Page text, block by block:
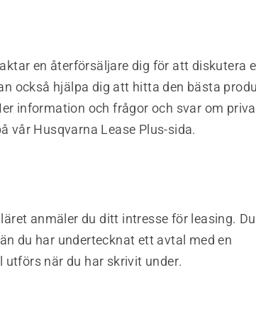
en återförsäljare dig för att diskutera
också hjälpa dig att hitta den bästa
information och frågor och svar om
vår Husqvarna Lease Plus-sida.
anmäler du ditt intresse för leasing. Du
du har undertecknat ett avtal med en
när du har skrivit under.